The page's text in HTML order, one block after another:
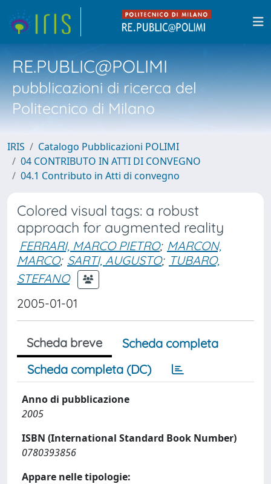
RE.PUBLIC@POLIMI
pubblicazioni di ricerca del
Politecnico di Milano
IRIS
Catalogo Pubblicazioni POLIMI
04 CONTRIBUTO IN ATTI DI CONVEGNO
04.1 Contributo in Atti di convegno
Colored visual tags: a robust
approach for augmented reality
FERRARI, MARCO PIETRO; MARCON,
MARCO; SARTI, AUGUSTO; TUBARO,
STEFANO
2005-01-01
Scheda breve
Scheda completa
Scheda completa (DC)
Anno di pubblicazione
2005
ISBN (International Standard Book Number)
0780393856
Appare nelle tipologie: